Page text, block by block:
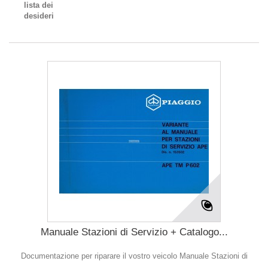
lista dei
desideri
Manuale Stazioni di Servizio + Catalogo...
Documentazione per riparare il vostro veicolo Manuale Stazioni di